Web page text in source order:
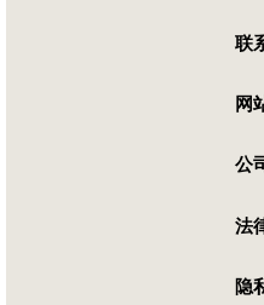
联
网
公
法
隐